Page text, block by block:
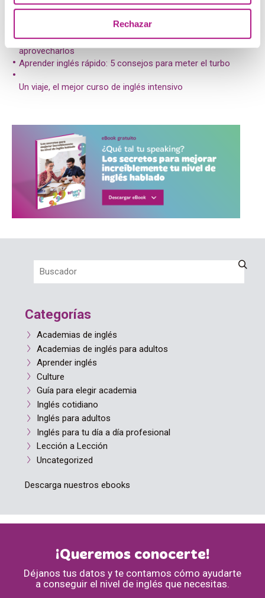
Rechazar
Chat para aprender inglés: dónde encontrarlos y cómo
aprovecharlos
Aprender inglés rápido: 5 consejos para meter el turbo
Un viaje, el mejor curso de inglés intensivo
Categorías
Academias de inglés
Academias de inglés para adultos
Aprender inglés
Culture
Guía para elegir academia
Inglés cotidiano
Inglés para adultos
Inglés para tu día a día profesional
Lección a Lección
Uncategorized
Descarga nuestros ebooks
¡Queremos conocerte!
Déjanos tus datos y te contamos cómo ayudarte
a conseguir el nivel de inglés que necesitas.